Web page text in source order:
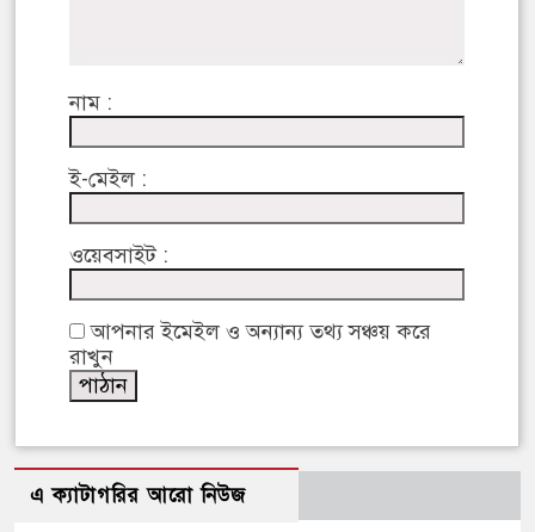
নাম :
ই-মেইল :
ওয়েবসাইট :
আপনার ইমেইল ও অন্যান্য তথ্য সঞ্চয় করে
রাখুন
এ ক্যাটাগরির আরো নিউজ